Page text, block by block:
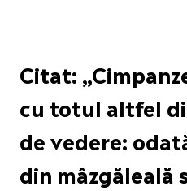
Citat:
cu totul altfel
de vedere:
din mâzgăleală